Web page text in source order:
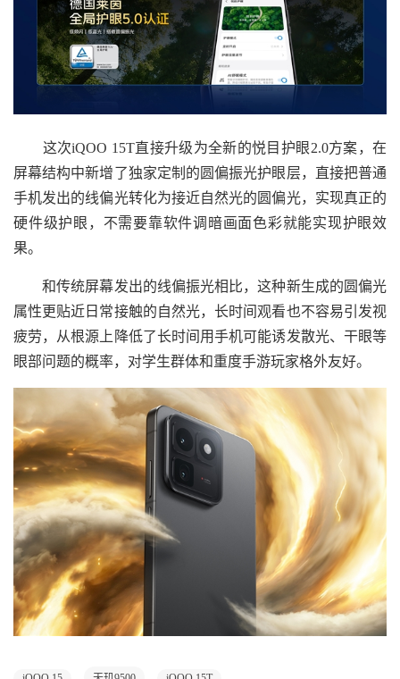
这次iQOO 15T直接升级为全新的悦目护眼2.0方案，在
屏幕结构中新增了独家定制的圆偏振光护眼层，直接把普通
手机发出的线偏光转化为接近自然光的圆偏光，实现真正的
硬件级护眼，不需要靠软件调暗画面色彩就能实现护眼效
果。
和传统屏幕发出的线偏振光相比，这种新生成的圆偏光
属性更贴近日常接触的自然光，长时间观看也不容易引发视
疲劳，从根源上降低了长时间用手机可能诱发散光、干眼等
眼部问题的概率，对学生群体和重度手游玩家格外友好。